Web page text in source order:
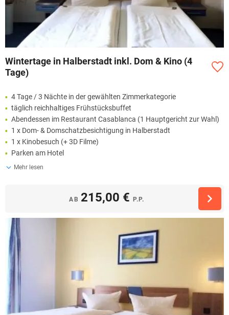
Wintertage in Halberstadt inkl. Dom & Kino (4
Tage)
4 Tage / 3 Nächte in der gewählten Zimmerkategorie
täglich reichhaltiges Frühstücksbuffet
Abendessen im Restaurant Casablanca (1 Hauptgericht zur Wahl)
1 x Dom- & Domschatzbesichtigung in Halberstadt
1 x Kinobesuch (+ 3D Filme)
Parken am Hotel
Mehr lesen
AB 215,00 € P.P.